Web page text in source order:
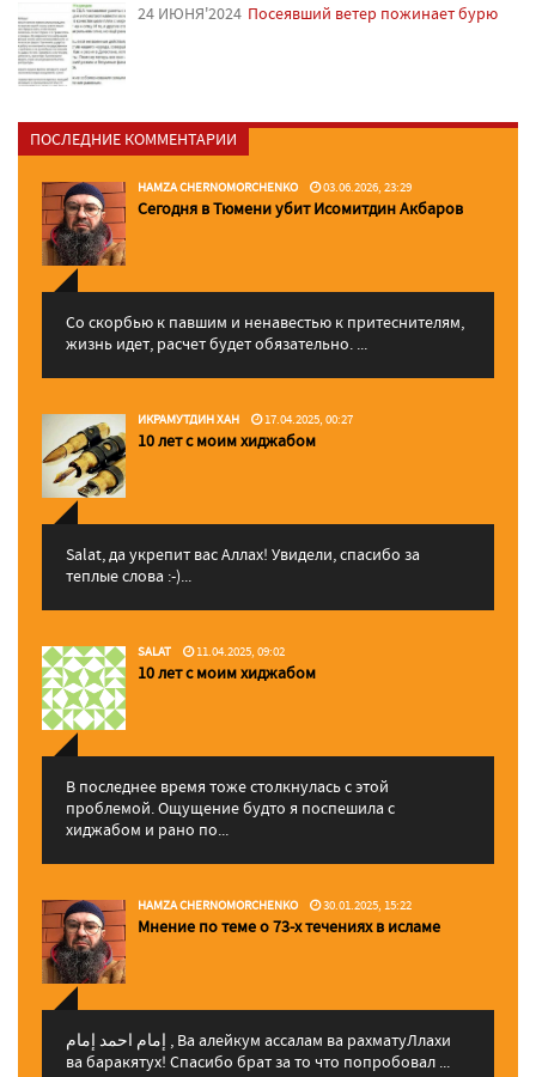
24 ИЮНЯ'2024 Посеявший ветер пожинает бурю
ПОСЛЕДНИЕ КОММЕНТАРИИ
HAMZA CHERNOMORCHENKO 03.06.2026, 23:29
Сегодня в Тюмени убит Исомитдин Акбаров
Со скорбью к павшим и ненавестью к притеснителям,
жизнь идет, расчет будет обязательно. ...
ИКРАМУТДИН ХАН 17.04.2025, 00:27
10 лет с моим хиджабом
Salat, да укрепит вас Аллаx! Увидели, спасибо за
теплые слова :-)...
SALAT 11.04.2025, 09:02
10 лет с моим хиджабом
В последнее время тоже столкнулась с этой
проблемой. Ощущение будто я поспешила с
хиджабом и рано по...
HAMZA CHERNOMORCHENKO 30.01.2025, 15:22
Мнение по теме о 73-х течениях в исламе
إمام احمد إمام , Ва алейкум ассалам ва рахматуЛлахи
ва баракятух! Спасибо брат за то что попробовал ...